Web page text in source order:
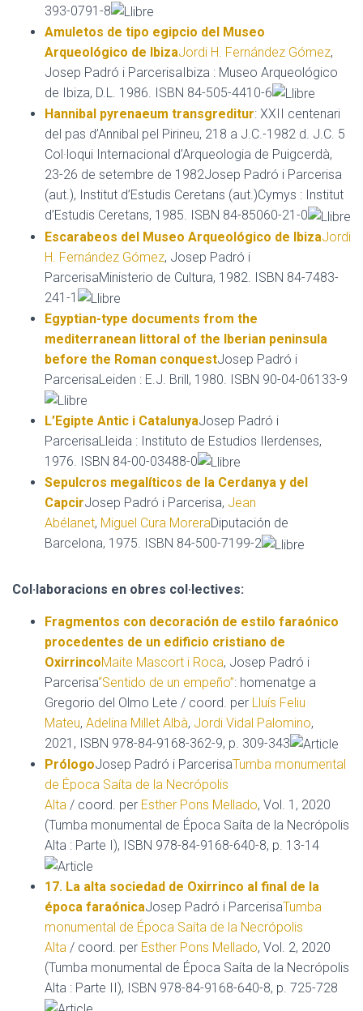
393-0791-8
Amuletos de tipo egipcio del Museo
Arqueológico de IbizaJordi H. Fernández Gómez,
Josep Padró i ParcerisaIbiza : Museo Arqueológico
de Ibiza, D.L. 1986. ISBN 84-505-4410-6
Hannibal pyrenaeum transgreditur: XXII centenari
del pas d’Annibal pel Pirineu, 218 a J.C.-1982 d. J.C. 5
Col·loqui Internacional d’Arqueologia de Puigcerdà,
23-26 de setembre de 1982Josep Padró i Parcerisa
(aut.), Institut d’Estudis Ceretans (aut.)Cymys : Institut
d’Estudis Ceretans, 1985. ISBN 84-85060-21-0
Escarabeos del Museo Arqueológico de IbizaJordi
H. Fernández Gómez, Josep Padró i
ParcerisaMinisterio de Cultura, 1982. ISBN 84-7483-
241-1
Egyptian-type documents from the
mediterranean littoral of the Iberian peninsula
before the Roman conquestJosep Padró i
ParcerisaLeiden : E.J. Brill, 1980. ISBN 90-04-06133-9
L’Egipte Antic i CatalunyaJosep Padró i
ParcerisaLleida : Instituto de Estudios Ilerdenses,
1976. ISBN 84-00-03488-0
Sepulcros megalíticos de la Cerdanya y del
CapcirJosep Padró i Parcerisa, Jean
Abélanet, Miguel Cura MoreraDiputación de
Barcelona, 1975. ISBN 84-500-7199-2
Col·laboracions en obres col·lectives:
Fragmentos con decoración de estilo faraónico
procedentes de un edificio cristiano de
OxirrincoMaite Mascort i Roca, Josep Padró i
Parcerisa“Sentido de un empeño”: homenatge a
Gregorio del Olmo Lete / coord. per Lluís Feliu
Mateu, Adelina Millet Albà, Jordi Vidal Palomino,
2021, ISBN 978-84-9168-362-9, p. 309-343
PrólogoJosep Padró i ParcerisaTumba monumental
de Época Saíta de la Necrópolis
Alta / coord. per Esther Pons Mellado, Vol. 1, 2020
(Tumba monumental de Época Saíta de la Necrópolis
Alta : Parte I), ISBN 978-84-9168-640-8, p. 13-14
17. La alta sociedad de Oxirrinco al final de la
época faraónicaJosep Padró i ParcerisaTumba
monumental de Época Saíta de la Necrópolis
Alta / coord. per Esther Pons Mellado, Vol. 2, 2020
(Tumba monumental de Época Saíta de la Necrópolis
Alta : Parte II), ISBN 978-84-9168-640-8, p. 725-728